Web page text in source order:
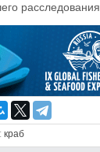
расследования.
краб